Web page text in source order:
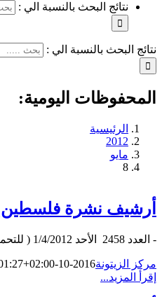
نتائج البحث بالنسبة الي :
نتائج البحث بالنسبة الي :
المحفوظات اليومية:
الرئيسية
2012
مايو
8
أرشيف نشرة فلسطين
- العدد 2458 الأحد 1/4/2012 ( للتحميل ) ( للتحميل ) - العدد 2459 الإثنين 2/4/2012 ( للتحميل ) ( للتحميل ) - العدد 2460 الثلاثاء 3/4/2012 ( [...]
مركز الزيتونة2016-10-20T08:01:27+02:00
إقرأ المزيد...